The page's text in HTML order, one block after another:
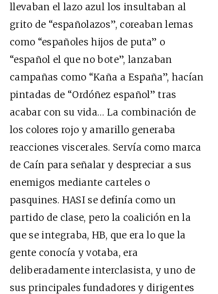
llevaban el lazo azul los insultaban al
grito de “españolazos”, coreaban lemas
como “españoles hijos de puta” o
“español el que no bote”, lanzaban
campañas como “Kaña a España”, hacían
pintadas de “Ordóñez español” tras
acabar con su vida… La combinación de
los colores rojo y amarillo generaba
reacciones viscerales. Servía como marca
de Caín para señalar y despreciar a sus
enemigos mediante carteles o
pasquines. HASI se definía como un
partido de clase, pero la coalición en la
que se integraba, HB, que era lo que la
gente conocía y votaba, era
deliberadamente interclasista, y uno de
sus principales fundadores y dirigentes